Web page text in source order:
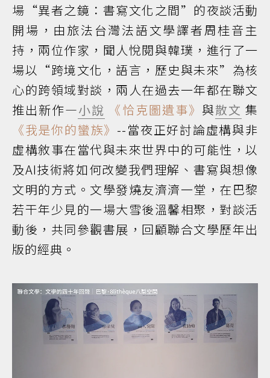
場“異者之鏡：書寫文化之間”的夜談活動
開場，由旅法台灣法語文學譯者周桂音主
持，兩位作家，聞人悅閱與韓璞，進行了一
場以“跨境文化，語言，歷史與未來”為核
心的跨領域對談，兩人在過去一年都在聯文
推出新作—小說 《恰克圖遺事》 與散文 集
《我是你的蠻族》 --當夜正好討論虛構與非
虛構敘事在當代與未來世界中的可能性，以
及AI技術將如何改變我們理解、書寫與想像
文明的方式。文學發燒友濟濟一堂，在巴黎
若干年少見的一場大雪後溫馨相聚，對談活
動後，共同參觀書展，回顧聯合文學歷年出
版的經典。